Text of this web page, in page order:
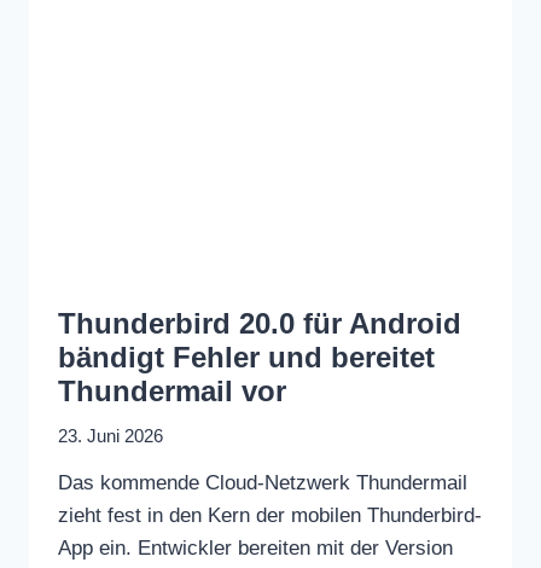
Thunderbird 20.0 für Android
bändigt Fehler und bereitet
Thundermail vor
23. Juni 2026
Das kommende Cloud-Netzwerk Thundermail
zieht fest in den Kern der mobilen Thunderbird-
App ein. Entwickler bereiten mit der Version